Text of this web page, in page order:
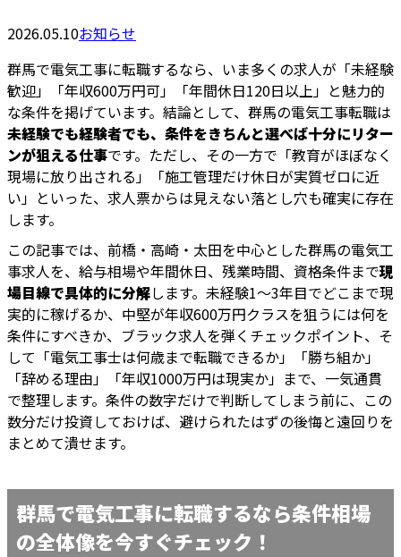
2026.05.10お知らせ
群馬で電気工事に転職するなら、いま多くの求人が「未経験
歓迎」「年収600万円可」「年間休日120日以上」と魅力的
な条件を掲げています。結論として、群馬の電気工事転職は
未経験でも経験者でも、条件をきちんと選べば十分にリター
ンが狙える仕事です。ただし、その一方で「教育がほぼなく
現場に放り出される」「施工管理だけ休日が実質ゼロに近
い」といった、求人票からは見えない落とし穴も確実に存在
します。
この記事では、前橋・高崎・太田を中心とした群馬の電気工
事求人を、給与相場や年間休日、残業時間、資格条件まで現
場目線で具体的に分解します。未経験1〜3年目でどこまで現
実的に稼げるか、中堅が年収600万円クラスを狙うには何を
条件にすべきか、ブラック求人を弾くチェックポイント、そ
して「電気工事士は何歳まで転職できるか」「勝ち組か」
「辞める理由」「年収1000万円は現実か」まで、一気通貫
で整理します。条件の数字だけで判断してしまう前に、この
数分だけ投資しておけば、避けられたはずの後悔と遠回りを
まとめて潰せます。
群馬で電気工事に転職するなら条件相場
の全体像を今すぐチェック！